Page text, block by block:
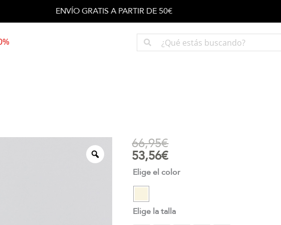
ENVÍO GRATIS A PARTIR DE 50€
66,95€
53,56€
Elige el color
Elige la talla